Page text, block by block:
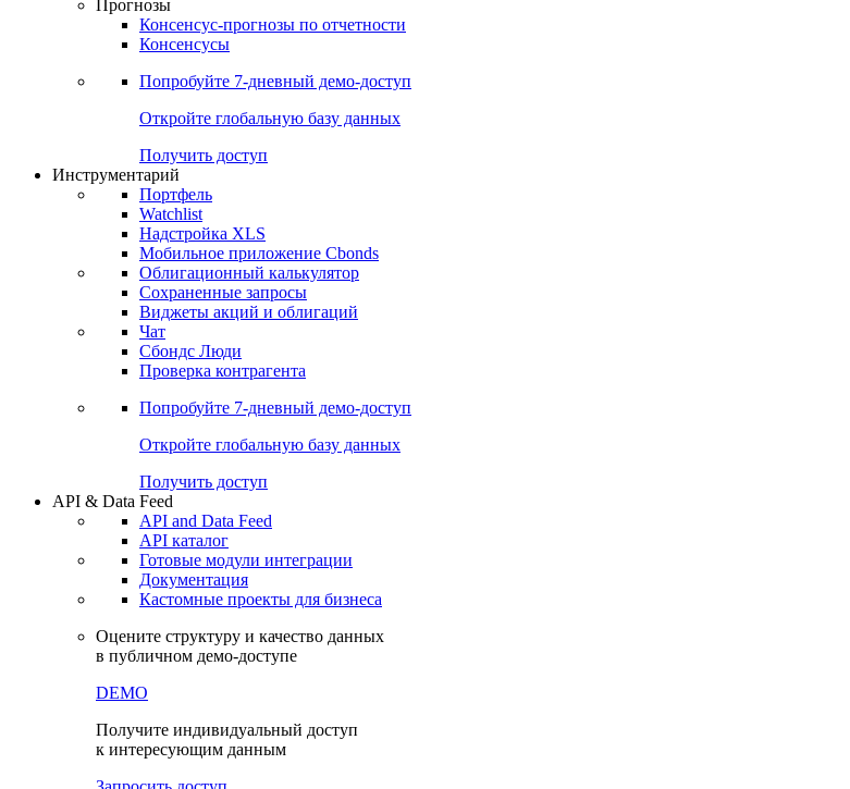
Прогнозы
Консенсус-прогнозы по отчетности
Консенсусы
Попробуйте 7-дневный демо-доступ
Откройте глобальную базу данных
Получить доступ
Инструментарий
Портфель
Watchlist
Надстройка XLS
Мобильное приложение Cbonds
Облигационный калькулятор
Сохраненные запросы
Виджеты акций и облигаций
Чат
Сбондс Люди
Проверка контрагента
Попробуйте 7-дневный демо-доступ
Откройте глобальную базу данных
Получить доступ
API & Data Feed
API and Data Feed
API каталог
Готовые модули интеграции
Документация
Кастомные проекты для бизнеса
Оцените структуру и качество данных
в публичном демо-доступе
DEMO
Получите индивидуальный доступ
к интересующим данным